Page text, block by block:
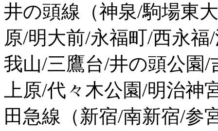
井の頭線（神泉/駒場東
原/明大前/永福町/西永
我山/三鷹台/井の頭公園
上原/代々木公園/明治
田急線（新宿/南新宿/参